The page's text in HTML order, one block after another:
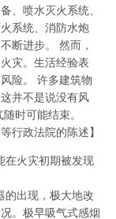
、喷水灭火系统、
系统、消防水炮
断进步。 然而，
灾。生活经验表
险。 许多建筑物
并不是说没有风
时可能结束。
行政法院的陈述】
火灾初期被发现
出现，极大地改
。极早吸气式感烟